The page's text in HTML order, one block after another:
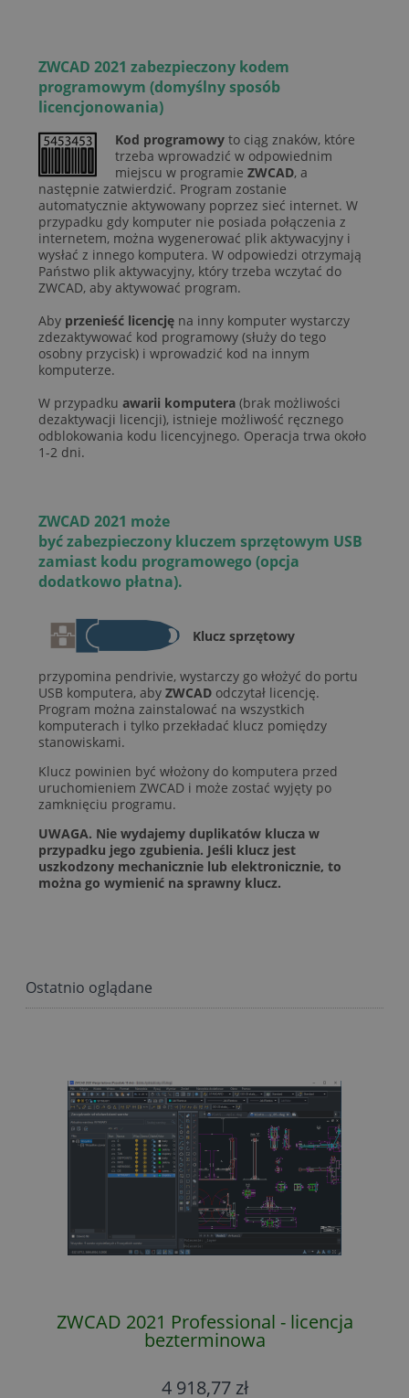
ZWCAD 2021 zabezpieczony kodem
programowym (domyślny sposób
licencjonowania)
Kod programowy to ciąg znaków, które
trzeba wprowadzić w odpowiednim
miejscu w programie ZWCAD, a
następnie zatwierdzić. Program zostanie
automatycznie aktywowany poprzez sieć internet. W
przypadku gdy komputer nie posiada połączenia z
internetem, można wygenerować plik aktywacyjny i
wysłać z innego komputera. W odpowiedzi otrzymają
Państwo plik aktywacyjny, który trzeba wczytać do
ZWCAD, aby aktywować program.
Aby przenieść licencję na inny komputer wystarczy
zdezaktywować kod programowy (służy do tego
osobny przycisk) i wprowadzić kod na innym
komputerze.
W przypadku awarii komputera (brak możliwości
dezaktywacji licencji), istnieje możliwość ręcznego
odblokowania kodu licencyjnego. Operacja trwa około
1-2 dni.
ZWCAD 2021 może
byćzabezpieczony kluczem sprzętowym USB
zamiast kodu programowego (opcja
dodatkowo płatna).
Klucz sprzętowy
przypomina pendrivie, wystarczy go włożyć do portu
USB komputera, aby ZWCAD odczytał licencję.
Program można zainstalować na wszystkich
komputerach i tylko przekładać klucz pomiędzy
stanowiskami.
Klucz powinien być włożony do komputera przed
uruchomieniem ZWCAD i może zostać wyjęty po
zamknięciu programu.
UWAGA. Nie wydajemy duplikatów klucza w
przypadku jego zgubienia. Jeśli klucz jest
uszkodzony mechanicznie lub elektronicznie, to
można go wymienić na sprawny klucz.
Ostatnio oglądane
ZWCAD 2021 Professional - licencja
bezterminowa
4 918,77 zł